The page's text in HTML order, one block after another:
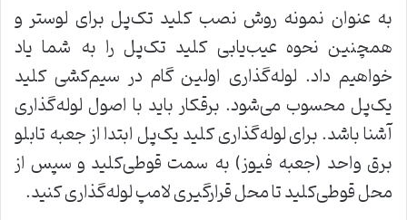
به عنوان نمونه روش نصب کلید تک‌پل برای لوستر و
همچنین نحوه عیب‌یابی کلید تک‌پل را به شما یاد
خواهیم داد. لوله‌گذاری اولین گام در سیم‌کشی کلید
یک‌پل محسوب می‌شود. برقکار باید با اصول لوله‌گذاری
آشنا باشد. برای لوله‌گذاری کلید یک‌پل ابتدا از جعبه تابلو
برق واحد (جعبه فیوز) به سمت قوطی‌کلید و سپس از
محل قوطی‌کلید تا محل قرارگیری لامپ لوله‌گذاری کنید.